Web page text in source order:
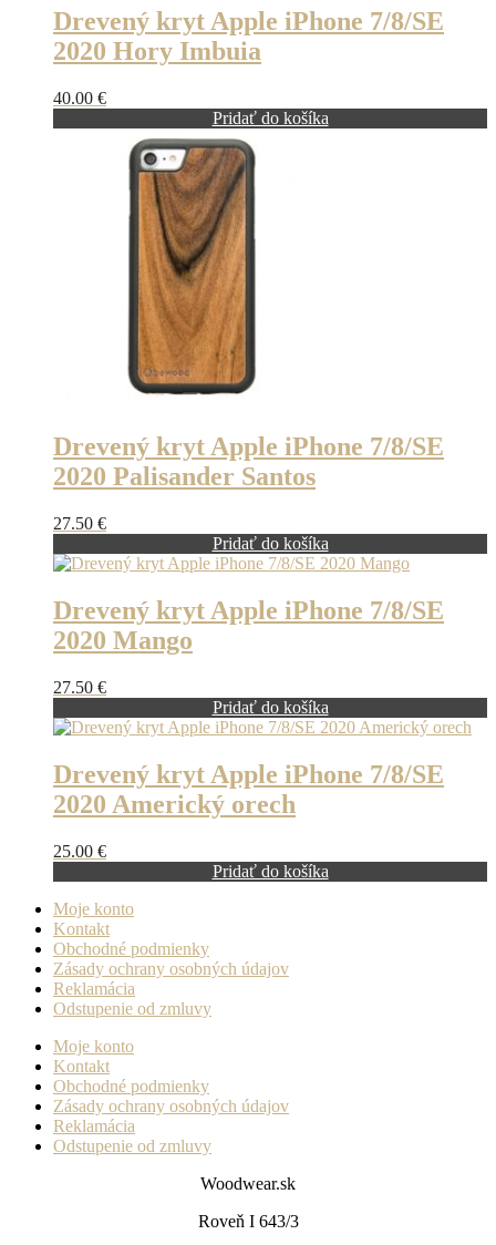
Drevený kryt Apple iPhone 7/8/SE
2020 Hory Imbuia
40.00 €
Pridať do košíka
Drevený kryt Apple iPhone 7/8/SE
2020 Palisander Santos
27.50 €
Pridať do košíka
Drevený kryt Apple iPhone 7/8/SE
2020 Mango
27.50 €
Pridať do košíka
Drevený kryt Apple iPhone 7/8/SE
2020 Americký orech
25.00 €
Pridať do košíka
Moje konto
Kontakt
Obchodné podmienky
Zásady ochrany osobných údajov
Reklamácia
Odstupenie od zmluvy
Moje konto
Kontakt
Obchodné podmienky
Zásady ochrany osobných údajov
Reklamácia
Odstupenie od zmluvy
Woodwear.sk
Roveň I 643/3